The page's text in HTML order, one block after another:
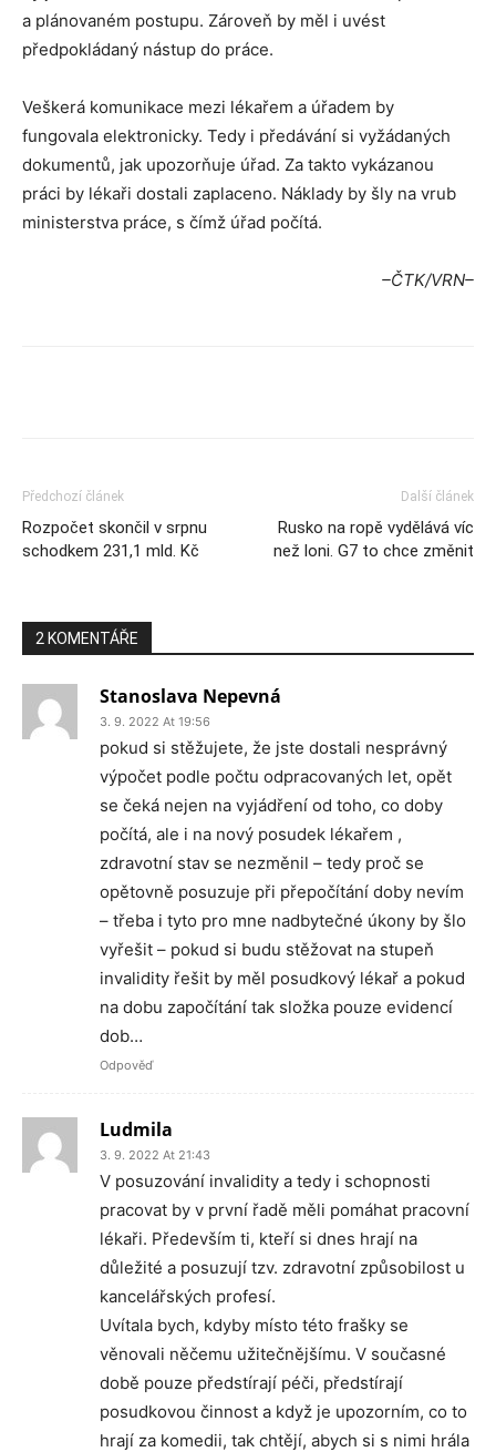
a plánovaném postupu. Zároveň by měl i uvést
předpokládaný nástup do práce.
Veškerá komunikace mezi lékařem a úřadem by
fungovala elektronicky. Tedy i předávání si vyžádaných
dokumentů, jak upozorňuje úřad. Za takto vykázanou
práci by lékaři dostali zaplaceno. Náklady by šly na vrub
ministerstva práce, s čímž úřad počítá.
–ČTK/VRN–
Předchozí článek
Rozpočet skončil v srpnu
schodkem 231,1 mld. Kč
Další článek
Rusko na ropě vydělává víc
než loni. G7 to chce změnit
2 KOMENTÁŘE
Stanoslava Nepevná
3. 9. 2022 At 19:56
pokud si stěžujete, že jste dostali nesprávný
výpočet podle počtu odpracovaných let, opět
se čeká nejen na vyjádření od toho, co doby
počítá, ale i na nový posudek lékařem ,
zdravotní stav se nezměnil – tedy proč se
opětovně posuzuje při přepočítání doby nevím
– třeba i tyto pro mne nadbytečné úkony by šlo
vyřešit – pokud si budu stěžovat na stupeň
invalidity řešit by měl posudkový lékař a pokud
na dobu započítání tak složka pouze evidencí
dob…
Odpověď
Ludmila
3. 9. 2022 At 21:43
V posuzování invalidity a tedy i schopnosti
pracovat by v první řadě měli pomáhat pracovní
lékaři. Především ti, kteří si dnes hrají na
důležité a posuzují tzv. zdravotní způsobilost u
kancelářských profesí.
Uvítala bych, kdyby místo této frašky se
věnovali něčemu užitečnějšímu. V současné
době pouze předstírají péči, předstírají
posudkovou činnost a když je upozorním, co to
hrají za komedii, tak chtějí, abych si s nimi hrála